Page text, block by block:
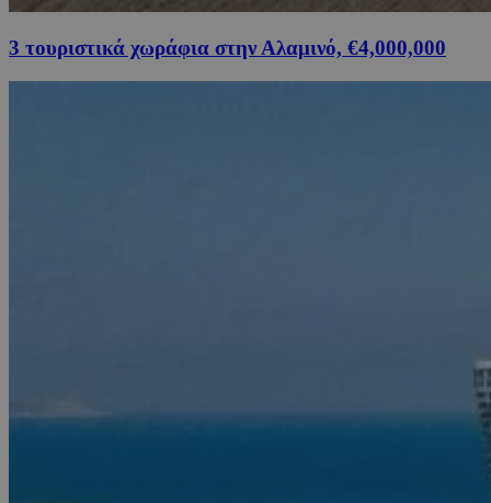
3 τουριστικά χωράφια στην Αλαμινό, €4,000,000